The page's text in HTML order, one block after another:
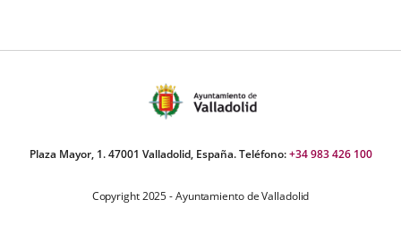
Plaza Mayor, 1. 47001 Valladolid, España. Teléfono:+34 983 426 100
Copyright 2025 - Ayuntamiento de Valladolid